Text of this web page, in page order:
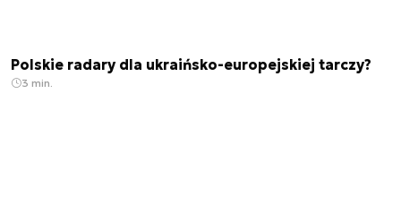
Polskie radary dla ukraińsko-europejskiej tarczy?
3 min.